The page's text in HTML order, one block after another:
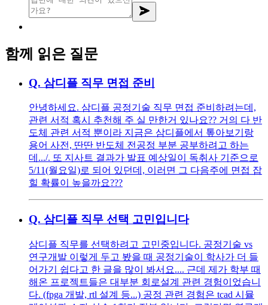
함께 읽은 질문
Q. 삼디플 직무 면접 준비
안녕하세요. 삼디플 공정기술 직무 면접 준비하려는데,
관련 서적 혹시 추천해 주 실 만한거 있나요?? 거의 다 반
도체 관련 서적 뿐이라 지금은 삼디플에서 톺아보기랑
용어 사전, 딴딴 반도체 전공정 부분 공부하려고 하는
데.../. 또 지사트 결과가 발표 예상일이 독취사 기준으로
5/11(월요일)로 되어 있던데, 이러면 그 다음주에 면접 잡
힐 확률이 높을까요???
Q. 삼디플 직무 선택 고민입니다
삼디플 직무를 선택하려고 고민중입니다. 공정기술 vs
연구개발 이렇게 두고 봤을 때 공정기술이 학사가 더 들
어가기 쉽다고 한 글을 많이 봐서요.... 근데 제가 학부 때
해온 프로젝트들은 대부분 회로설계 관련 경험이었습니
다. (fpga 개발, rtl 설계 등...) 공정 관련 경험은 tcad 시뮬